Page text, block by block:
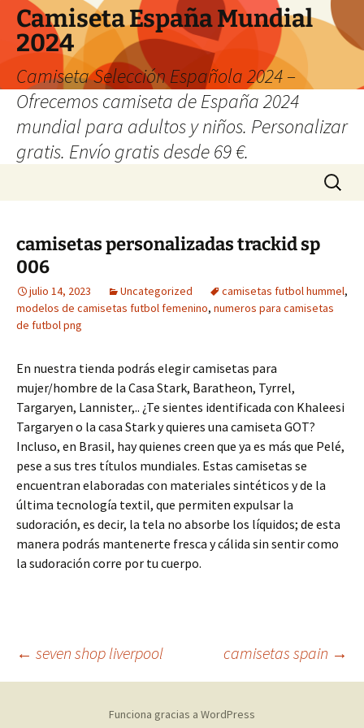
Camiseta España Mundial
2024
Camiseta Selección Española 2024 –
Ofrecemos camiseta de España 2024
mundial para adultos y niños. Personalizar
gratis. Envío gratis desde 69 €.
Buscar:
camisetas personalizadas trackid sp
006
julio 14, 2023 Uncategorized camisetas futbol hummel,
modelos de camisetas futbol femenino, numeros para camisetas
de futbol png
En nuestra tienda podrás elegir camisetas para
mujer/hombre de la Casa Stark, Baratheon, Tyrrel,
Targaryen, Lannister,.. ¿Te sientes identificada con Khaleesi
Targaryen o la casa Stark y quieres una camiseta GOT?
Incluso, en Brasil, hay quienes creen que ya es más que Pelé,
pese a sus tres títulos mundiales. Estas camisetas se
encuentran elaboradas con materiales sintéticos y de la
última tecnología textil, que permiten expulsar la
sudoración, es decir, la tela no absorbe los líquidos; de esta
manera podrás mantenerte fresca y cálida sin sentir como
la sudoración corre por tu cuerpo.
Navegación
← seven shop liverpool camisetas spain →
Funciona gracias a WordPress